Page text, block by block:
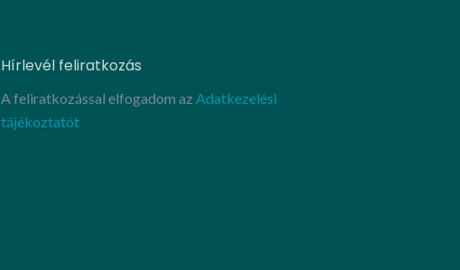
Hírlevél feliratkozás
A feliratkozással elfogadom az Adatkezelési
tájékoztatót